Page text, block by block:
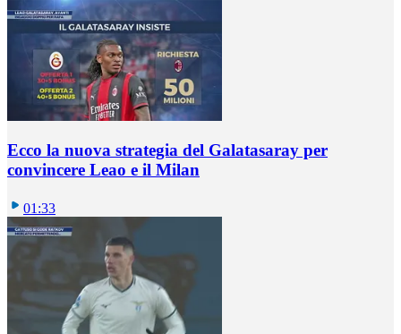
Ecco la nuova strategia del Galatasaray per
convincere Leao e il Milan
01:33